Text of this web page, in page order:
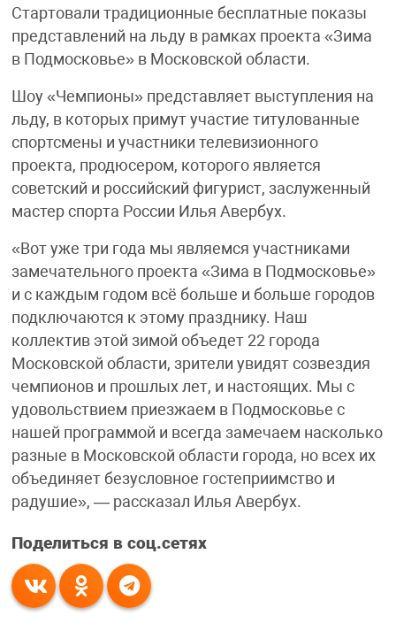
Стартовали традиционные бесплатные показы
представлений на льду в рамках проекта «Зима
в Подмосковье» в Московской области.
Шоу «Чемпионы» представляет выступления на
льду, в которых примут участие титулованные
спортсмены и участники телевизионного
проекта, продюсером, которого является
советский и российский фигурист, заслуженный
мастер спорта России Илья Авербух.
«Вот уже три года мы являемся участниками
замечательного проекта «Зима в Подмосковье»
и с каждым годом всё больше и больше городов
подключаются к этому празднику. Наш
коллектив этой зимой объедет 22 города
Московской области, зрители увидят созвездия
чемпионов и прошлых лет, и настоящих. Мы с
удовольствием приезжаем в Подмосковье с
нашей программой и всегда замечаем насколько
разные в Московской области города, но всех их
объединяет безусловное гостеприимство и
радушие», — рассказал Илья Авербух.
Поделиться в соц.сетях